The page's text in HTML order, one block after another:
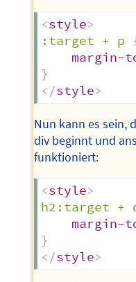
<style>
:target + p
margin-
}
</style>
Nun kann es sein,
div beginnt und
funktioniert:
<style>
h2:target +
margin-
}
</style>